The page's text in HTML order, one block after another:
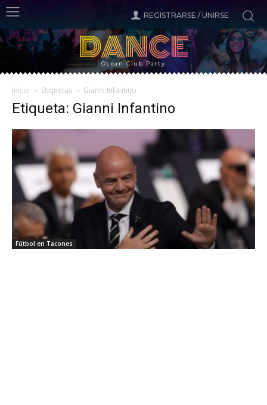
REGISTRARSE / UNIRSE
DANCE
Ocean Club Party
Inicio Etiquetas Gianni Infantino
Etiqueta: Gianni Infantino
Fútbol en Tacones